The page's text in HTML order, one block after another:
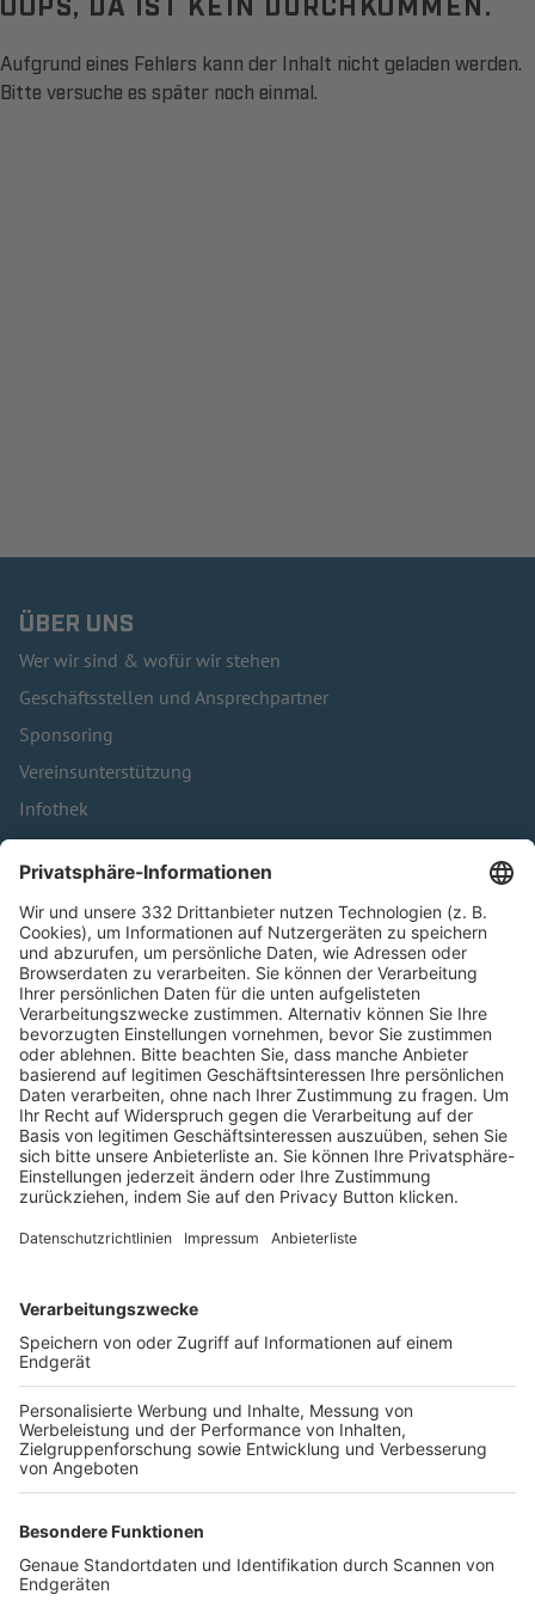
Aufgrund eines Fehlers kann der Inhalt nicht geladen werden.
Bitte versuche es später noch einmal.
ÜBER UNS
Wer wir sind & wofür wir stehen
Geschäftsstellen und Ansprechpartner
Sponsoring
Vereinsunterstützung
Infothek
Kontakt
HÄUFIG BESUCHTE SEITEN
Pässe und Vereinswechsel
Trainerausbildung
Schulungsangebot Vereinsmitarbeiter
BFV-Geschäftsstellen
Trainerbörse
Login SpielPlus
FOLGE DEM BFV
TOP-VEREINE
TOP-PARTNER